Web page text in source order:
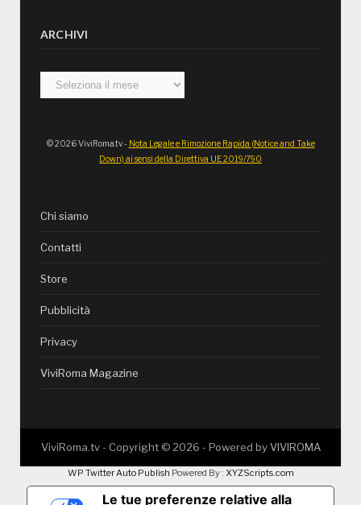
ARCHIVI
Archivi
© 2026 ViviRoma.tv - Nota Legale e Rimozione Rapida (Notice and Take
Down) ai sensi della Direttiva UE 2019/790
Chi siamo
Contatti
Store
Pubblicità
Privacy
ViviRoma Magazine
ViviRoma.tv - Copyright © 2026 - Powered byVIVIROMA
WP Twitter Auto Publish Powered By : XYZScripts.com
Le tue preferenze relative alla